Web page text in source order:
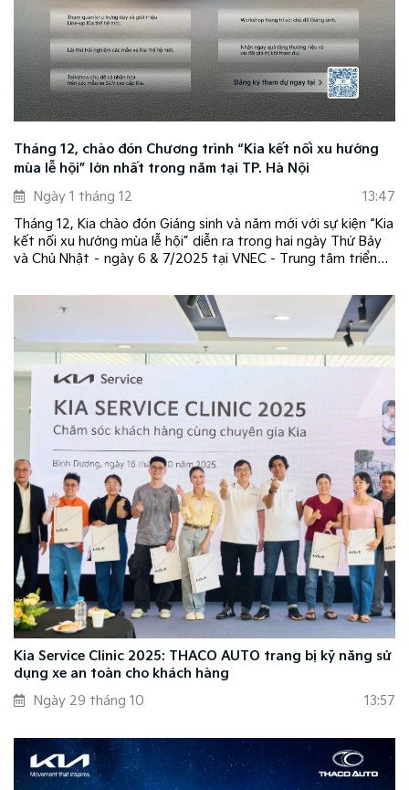
Tháng 12, chào đón Chương trình “Kia kết nối xu hướng
mùa lễ hội” lớn nhất trong năm tại TP. Hà Nội
Ngày 1 tháng 12
13:47
Tháng 12, Kia chào đón Giáng sinh và năm mới với sự kiện “Kia
kết nối xu hướng mùa lễ hội” diễn ra trong hai ngày Thứ Bảy
và Chủ Nhật – ngày 6 & 7/2025 tại VNEC - Trung tâm triển
Kia Service Clinic 2025: THACO AUTO trang bị kỹ năng sử
dụng xe an toàn cho khách hàng
Ngày 29 tháng 10
13:57